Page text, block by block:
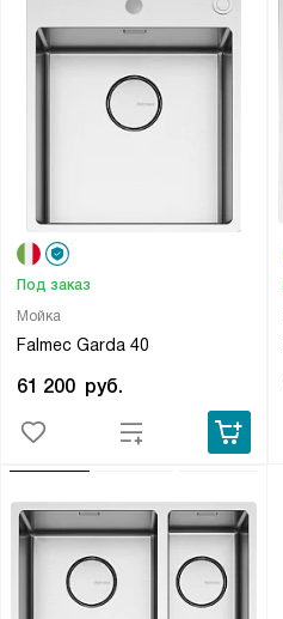
Мойка
Falmec Garda 40
Под заказ
61 200 руб.